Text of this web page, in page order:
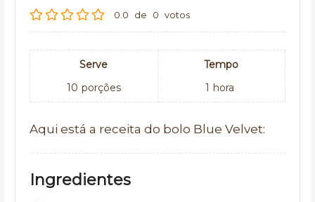
0.0 de 0 votos
Serve
10 porções
Tempo
1 hora
Aqui está a receita do bolo Blue Velvet:
Ingredientes